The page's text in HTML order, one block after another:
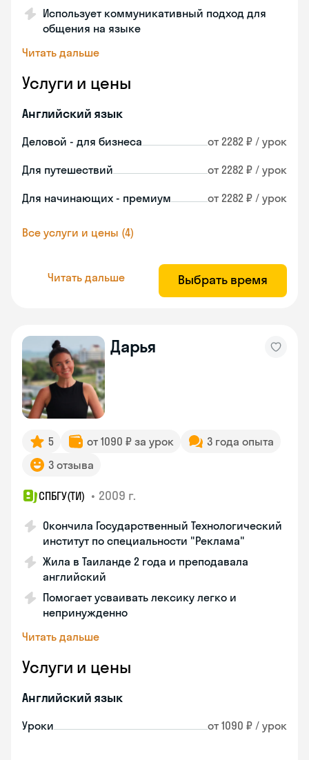
Использует коммуникативный подход для
общения на языке
Читать дальше
Услуги и цены
Английский язык
Деловой - для бизнеса от 2282 ₽ / урок
Для путешествий от 2282 ₽ / урок
Для начинающих - премиум от 2282 ₽ / урок
Все услуги и цены (4)
Читать дальше Выбрать время
Дарья
5 от 1090 ₽ за урок
3 года опыта
3 отзыва
СПБГУ(ТИ) • 2009 г.
Окончила Государственный Технологический
институт по специальности "Реклама"
Жила в Таиланде 2 года и преподавала
английский
Помогает усваивать лексику легко и
непринужденно
Читать дальше
Услуги и цены
Английский язык
Уроки от 1090 ₽ / урок